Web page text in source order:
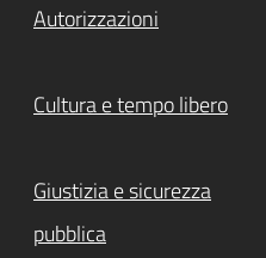
Autorizzazioni
Cultura e tempo libero
Giustizia e sicurezza
pubblica